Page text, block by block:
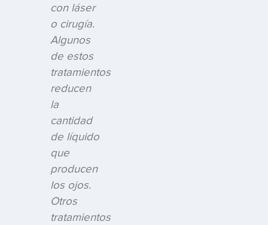
con láser
o cirugía.
Algunos
de estos
tratamientos
reducen
la
cantidad
de líquido
que
producen
los ojos.
Otros
tratamientos